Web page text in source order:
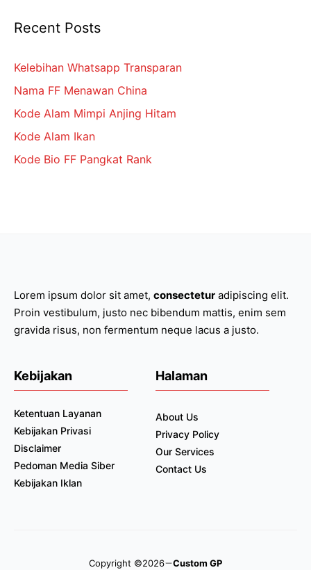
Recent Posts
Kelebihan Whatsapp Transparan
Nama FF Menawan China
Kode Alam Mimpi Anjing Hitam
Kode Alam Ikan
Kode Bio FF Pangkat Rank
Lorem ipsum dolor sit amet, consectetur adipiscing elit.
Proin vestibulum, justo nec bibendum mattis, enim sem
gravida risus, non fermentum neque lacus a justo.
Kebijakan
Ketentuan Layanan
Kebijakan Privasi
Disclaimer
Pedoman Media Siber
Kebijakan Iklan
Halaman
About Us
Privacy Policy
Our Services
Contact Us
Copyright ©2026 Custom GP